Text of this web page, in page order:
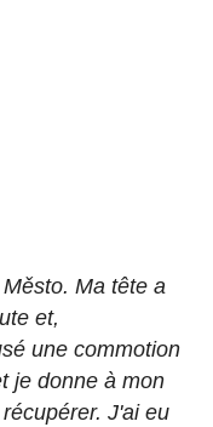
Ma tête a
et,
une commotion
je donne à mon
J'ai eu